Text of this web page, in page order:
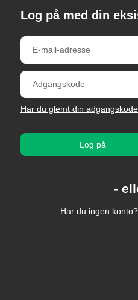
Log på med din
Har du glemt din
Log på
Har du ingen konto?